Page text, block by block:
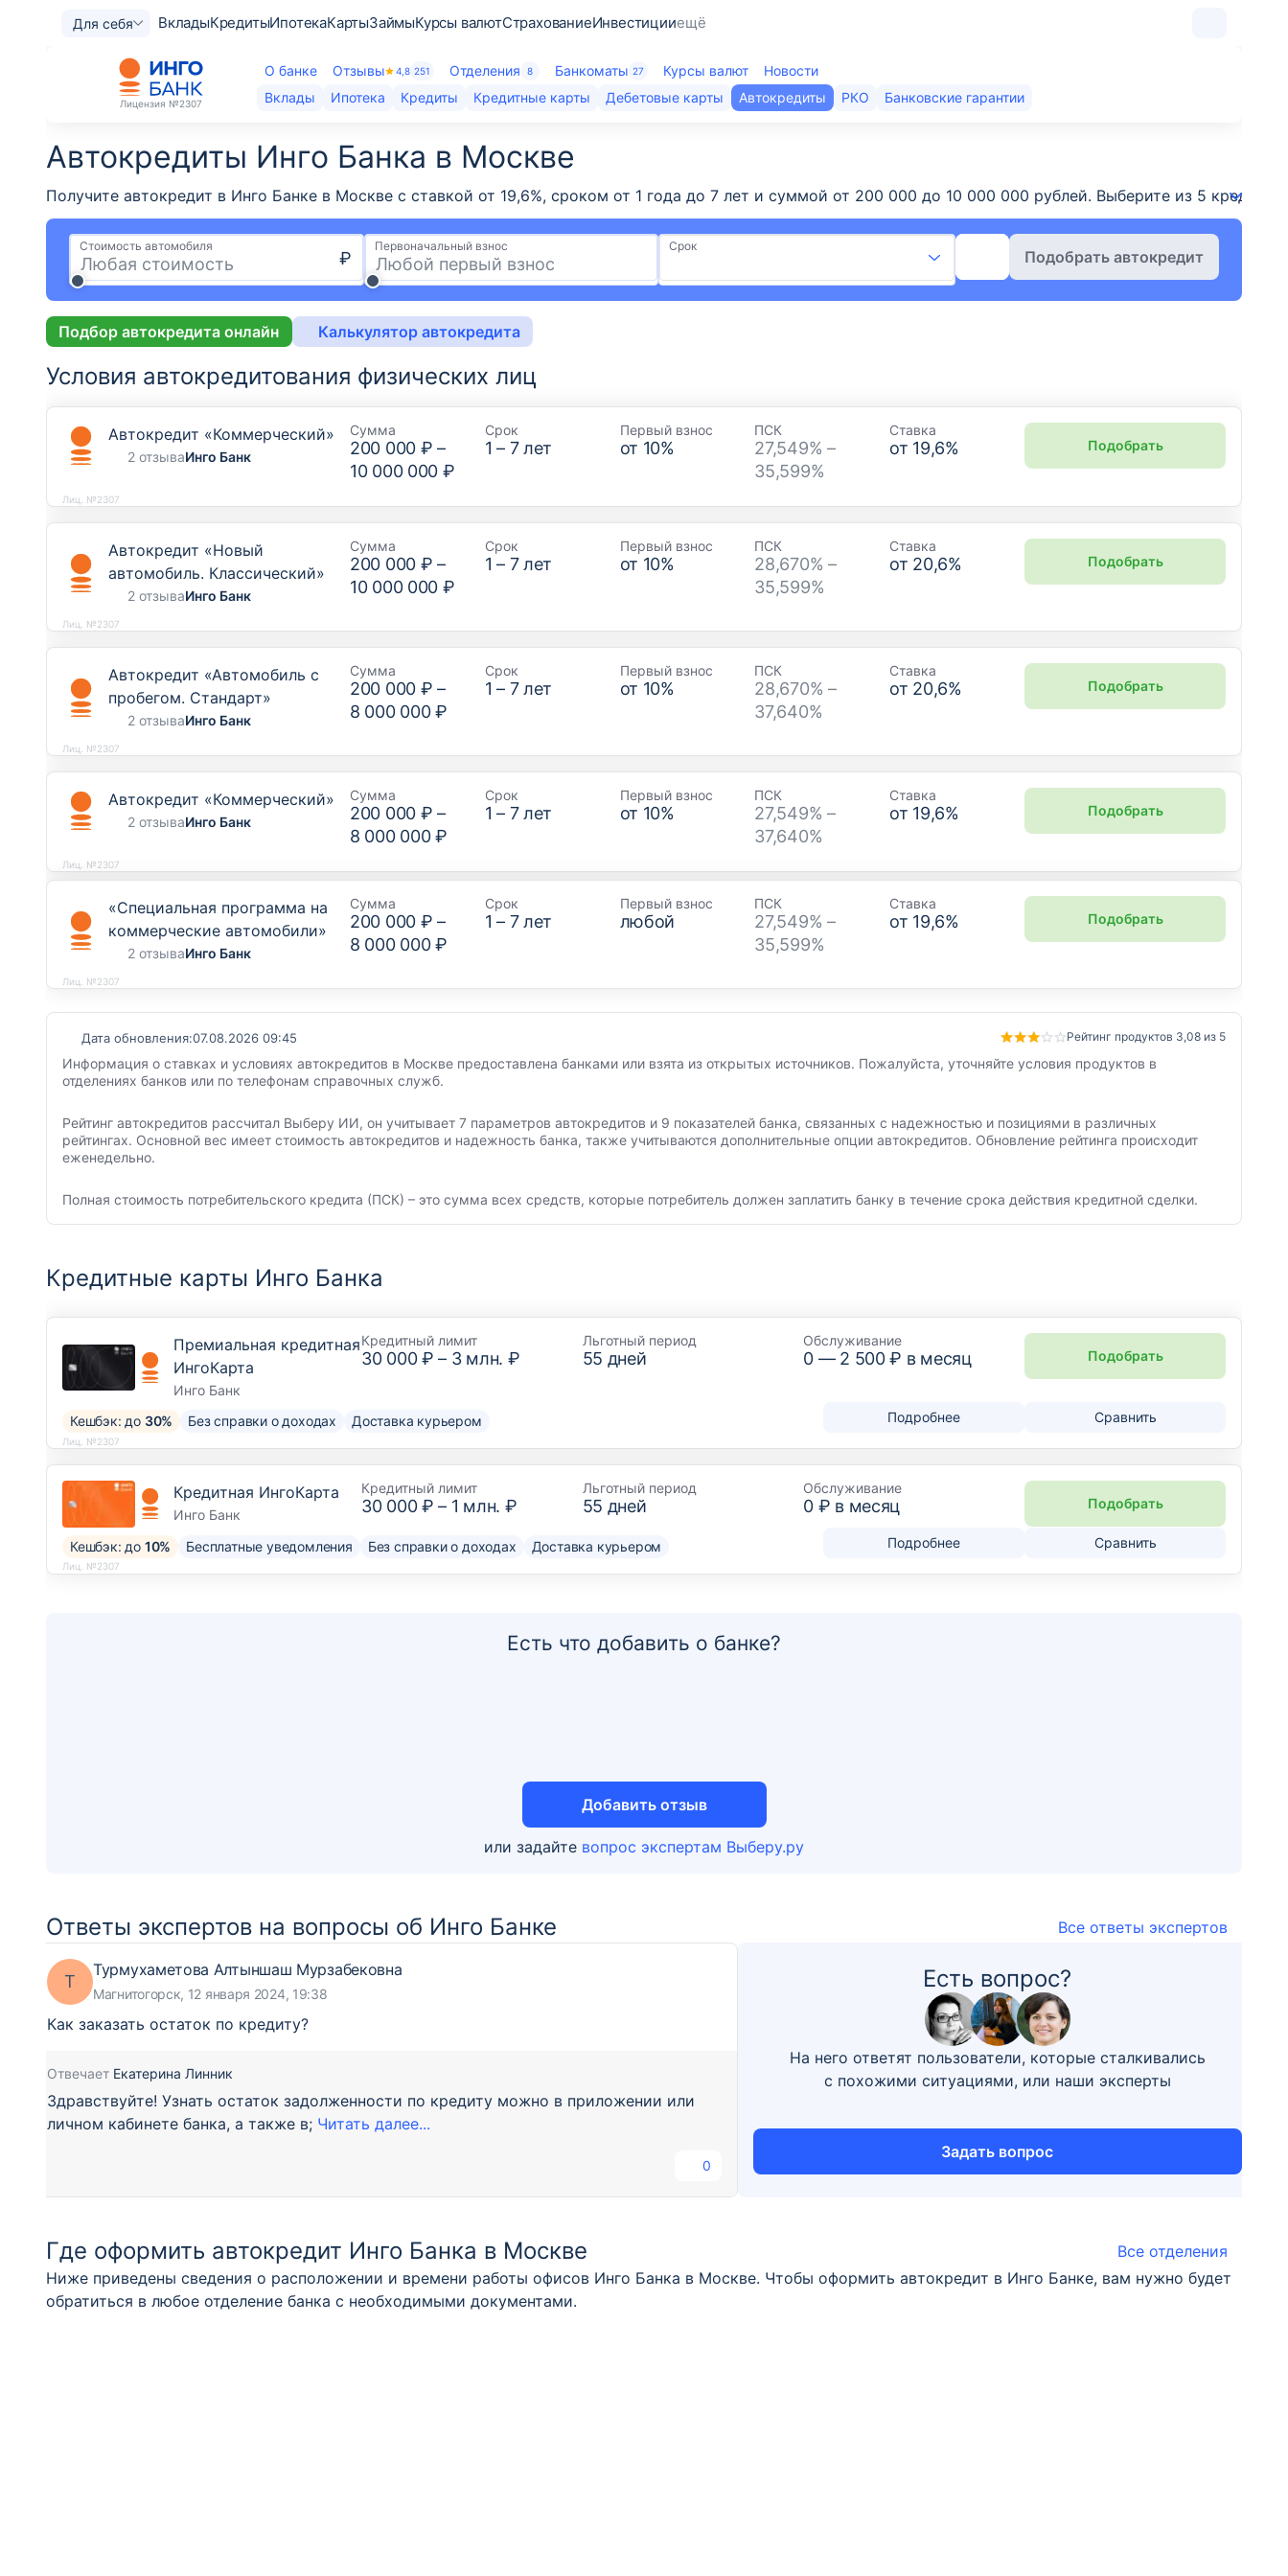
Для себя ВкладыКредитыИпотекаКартыЗаймыКурсы валютСтрахованиеИнвестицииещё
Лицензия №2307
О банке Отзывы 4,8 251 Отделения 8 Банкоматы 27 Курсы валют
Новости
Вклады
Ипотека Кредиты Кредитные карты Дебетовые карты Автокредиты РКО Банковские гарантии
Автокредиты Инго Банка​ в Москве
Получите автокредит в Инго Банке в Москве с ставкой от 19,6%, сроком от 1 года до 7 лет и суммой от 200 000 до 10 000 000 рублей. Выберите из 5
Стоимость автомобиля
₽
Первоначальный взнос Срок
Подобрать автокредит
Подбор автокредита онлайн Калькулятор автокредита
Условия автокредитования физических лиц
Автокредит «Коммерческий»
2 отзываИнго Банк
Сумма
200 000 ₽ –
10 000 000 ₽
Срок
1 – 7лет
Первый взнос
от 10%
ПСК
27,549% –
35,599%
Ставка
от 19,6% Подобрать
Лиц. №2307
Автокредит «Новый
автомобиль. Классический»
2 отзываИнго Банк
Сумма
200 000 ₽ –
10 000 000 ₽
Срок
1 – 7лет
Первый взнос
от 10%
ПСК
28,670% –
35,599%
Ставка
от 20,6% Подобрать
Лиц. №2307
Автокредит «Автомобиль с
пробегом. Стандарт»
2 отзываИнго Банк
Сумма
200 000 ₽ –
8 000 000 ₽
Срок
1 – 7лет
Первый взнос
от 10%
ПСК
28,670% –
37,640%
Ставка
от 20,6% Подобрать
Лиц. №2307
Автокредит «Коммерческий»
2 отзываИнго Банк
Сумма
200 000 ₽ –
8 000 000 ₽
Срок
1 – 7лет
Первый взнос
от 10%
ПСК
27,549% –
37,640%
Ставка
от 19,6% Подобрать
Лиц. №2307
«Специальная программа на
коммерческие автомобили»
2 отзываИнго Банк
Сумма
200 000 ₽ –
8 000 000 ₽
Срок
1 – 7лет
Первый взнос
любой
ПСК
27,549% –
35,599%
Ставка
от 19,6% Подобрать
Лиц. №2307
Дата обновления:07.08.2026 09:45 Рейтинг продуктов 3,08 из 5
Информация о ставках и условиях автокредитов в Москве предоставлена банками или взята из открытых источников. Пожалуйста, уточняйте условия продуктов в
отделениях банков или по телефонам справочных служб.
Рейтинг автокредитов рассчитал Выберу ИИ, он учитывает 7 параметров автокредитов и 9 показателей банка, связанных с надежностью и позициями в различных
рейтингах. Основной вес имеет стоимость автокредитов и надежность банка, также учитываются дополнительные опции автокредитов. Обновление рейтинга происходит
еженедельно.
Полная стоимость потребительского кредита (ПСК) – это сумма всех средств, которые потребитель должен заплатить банку в течение срока действия кредитной сделки.
Кредитные карты Инго Банка
Премиальная кредитная
ИнгоКарта
Инго Банк
Кредитный лимит
30 000 ₽ – 3 млн. ₽
Льготный период
55 дней
Обслуживание
0 — 2 500₽ в месяц
Кешбэк: до 30% Без справки о доходах Доставка курьером Подробнее Сравнить
Подобрать
Лиц. №2307
Кредитная ИнгоКарта
Инго Банк
Кредитный лимит
30 000 ₽ – 1 млн. ₽
Льготный период
55 дней
Обслуживание
0 ₽ в месяц
Кешбэк: до 10% Бесплатные уведомления Без справки о доходах Доставка курьером Подробнее Сравнить
Подобрать
Лиц. №2307
Есть что добавить о банке?
Добавить отзыв
или задайте вопрос экспертам Выберу.ру
Ответы экспертов на вопросы об Инго Банке Все ответы экспертов
Т
Турмухаметова Алтыншаш Мурзабековна
Магнитогорск, 12 января 2024, 19:38
Как заказать остаток по кредиту?
Отвечает Екатерина Линник
Здравствуйте! Узнать остаток задолженности по кредиту можно в приложении или
личном кабинете банка, а также в; Читать далее...
0
Есть вопрос?
На него ответят пользователи, которые сталкивались
с похожими ситуациями, или наши эксперты
Задать вопрос
Где оформить автокредит Инго Банка в Москве
Все отделения
Ниже приведены сведения о расположении и времени работы офисов Инго Банка в Москве. Чтобы оформить автокредит в Инго Банке, вам нужно будет
обратиться в любое отделение банка с необходимыми документами.